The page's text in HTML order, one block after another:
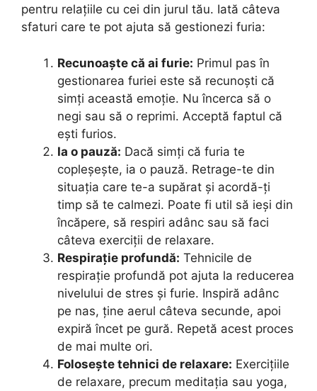
pentru relațiile cu cei din jurul tău. Iată câteva
sfaturi care te pot ajuta să gestionezi furia:
Recunoaște că ai furie: Primul pas în
gestionarea furiei este să recunoști că
simți această emoție. Nu încerca să o
negi sau să o reprimi. Acceptă faptul că
ești furios.
Ia o pauză: Dacă simți că furia te
copleșește, ia o pauză. Retrage-te din
situația care te-a supărat și acordă-ți
timp să te calmezi. Poate fi util să ieși din
încăpere, să respiri adânc sau să faci
câteva exerciții de relaxare.
Respirație profundă: Tehnicile de
respirație profundă pot ajuta la reducerea
nivelului de stres și furie. Inspiră adânc
pe nas, ține aerul câteva secunde, apoi
expiră încet pe gură. Repetă acest proces
de mai multe ori.
Folosește tehnici de relaxare: Exercițiile
de relaxare, precum meditația sau yoga,